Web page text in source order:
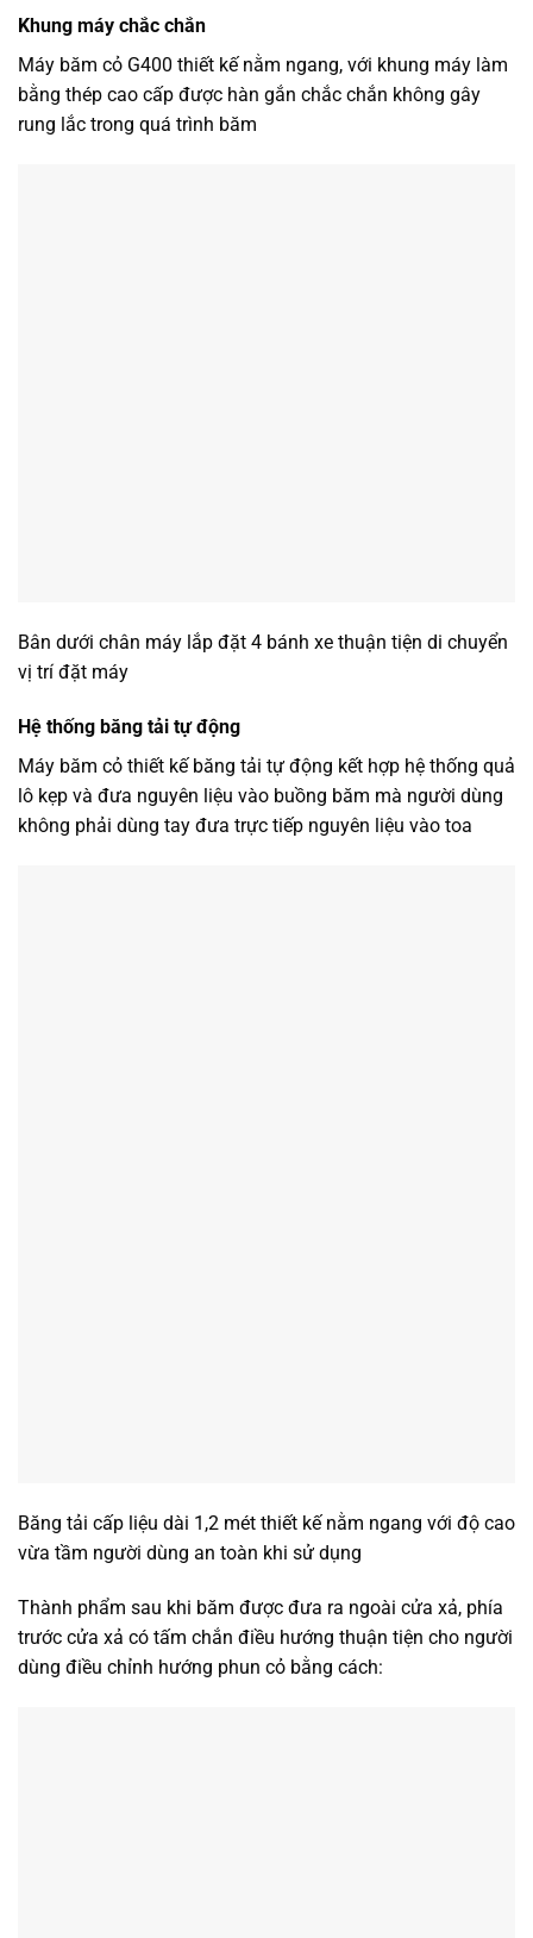
Khung máy chắc chắn
Máy băm cỏ G400 thiết kế nằm ngang, với khung máy làm
bằng thép cao cấp được hàn gắn chắc chắn không gây
rung lắc trong quá trình băm
Bân dưới chân máy lắp đặt 4 bánh xe thuận tiện di chuyển
vị trí đặt máy
Hệ thống băng tải tự động
Máy băm cỏ thiết kế băng tải tự động kết hợp hệ thống quả
lô kẹp và đưa nguyên liệu vào buồng băm mà người dùng
không phải dùng tay đưa trực tiếp nguyên liệu vào toa
Băng tải cấp liệu dài 1,2 mét thiết kế nằm ngang với độ cao
vừa tầm người dùng an toàn khi sử dụng
Thành phẩm sau khi băm được đưa ra ngoài cửa xả, phía
trước cửa xả có tấm chắn điều hướng thuận tiện cho người
dùng điều chỉnh hướng phun cỏ bằng cách: